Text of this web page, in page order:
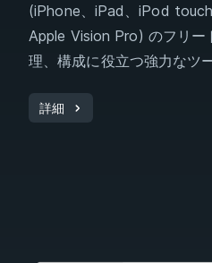
(iPhone、iPad、iPod
Apple Vision Pro) のフリー
理、構成に役立つ強力なツー
詳細